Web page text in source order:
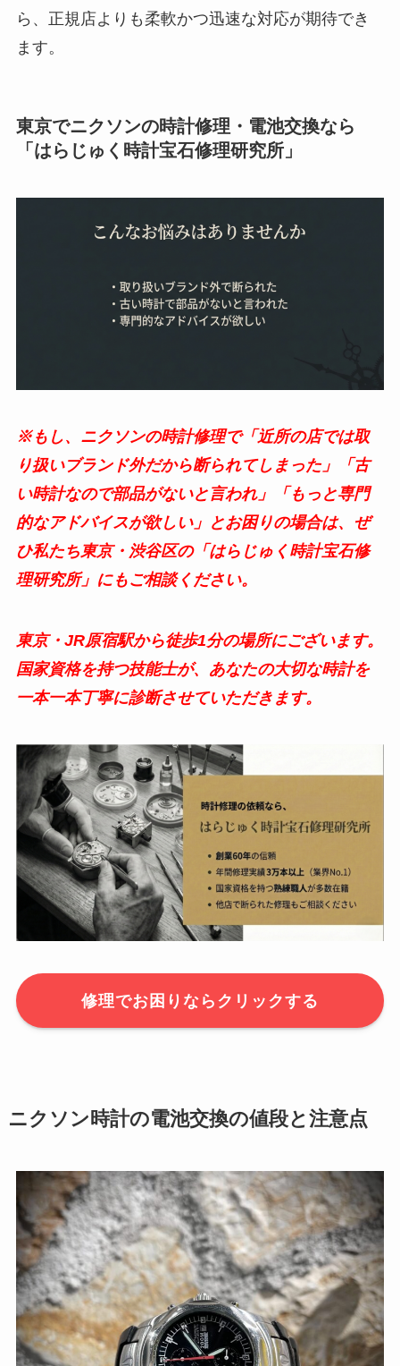
ら、正規店よりも柔軟かつ迅速な対応が期待でき
ます。
東京でニクソンの時計修理・電池交換なら
「はらじゅく時計宝石修理研究所」
※もし、ニクソンの時計修理で「近所の店では取
り扱いブランド外だから断られてしまった」「古
い時計なので部品がないと言われ」「もっと専門
的なアドバイスが欲しい」とお困りの場合は、ぜ
ひ私たち東京・渋谷区の「はらじゅく時計宝石修
理研究所」にもご相談ください。
東京・ JR原宿駅から徒歩1分の場所にございます。
国家資格を持つ技能士が、あなたの大切な時計を
一本一本丁寧に診断させていただきます。
修理でお困りならクリックする
ニクソン時計の電池交換の値段と注意点